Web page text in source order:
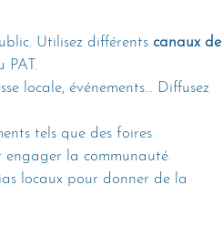
Utilisez différents canaux de
PAT.
locale, événements... Diffusez
tels que des foires
engager la communauté.
locaux pour donner de la